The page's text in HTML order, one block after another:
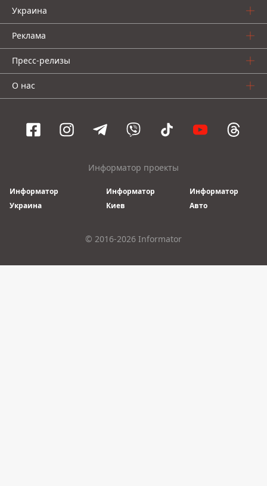
Украина
Реклама
Пресс-релизы
О нас
Информатор проекты
Информатор
Украина
Информатор
Киев
Информатор
Авто
© 2016-2026 Informator